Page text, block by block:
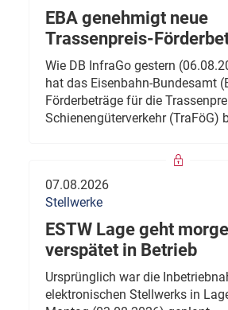
EBA genehmigt neue
Trassenpreis-
Wie DB InfraGo gestern
hat das Eisenbahn-Bundesamt
Förderbeträge für die
Schienengüterverkehr (TraFöG)
07.08.2026
Stellwerke
ESTW Lage geht
verspätet in Betrieb
Ursprünglich war die
elektronischen Stellwerks in